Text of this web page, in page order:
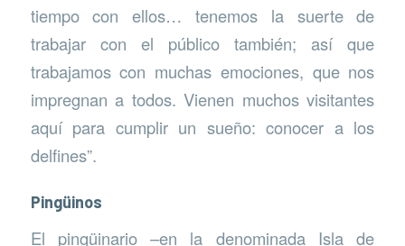
tiempo con ellos… tenemos la suerte de
trabajar con el público también; así que
trabajamos con muchas emociones, que nos
impregnan a todos. Vienen muchos visitantes
aquí para cumplir un sueño: conocer a los
delfines”.
Pingüinos
El pingüinario –en la denominada Isla de